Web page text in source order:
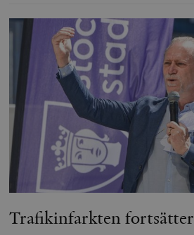
Trafikinfarkten